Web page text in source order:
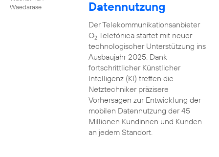
Waedarase
Datennutzung
Der Telekommunikationsanbieter
O2Telefónica startet mit neuer
technologischer Unterstützung ins
Ausbaujahr 2025: Dank
fortschrittlicher Künstlicher
Intelligenz (KI) treffen die
Netztechniker präzisere
Vorhersagen zur Entwicklung der
mobilen Datennutzung der 45
Millionen Kundinnen und Kunden
an jedem Standort.